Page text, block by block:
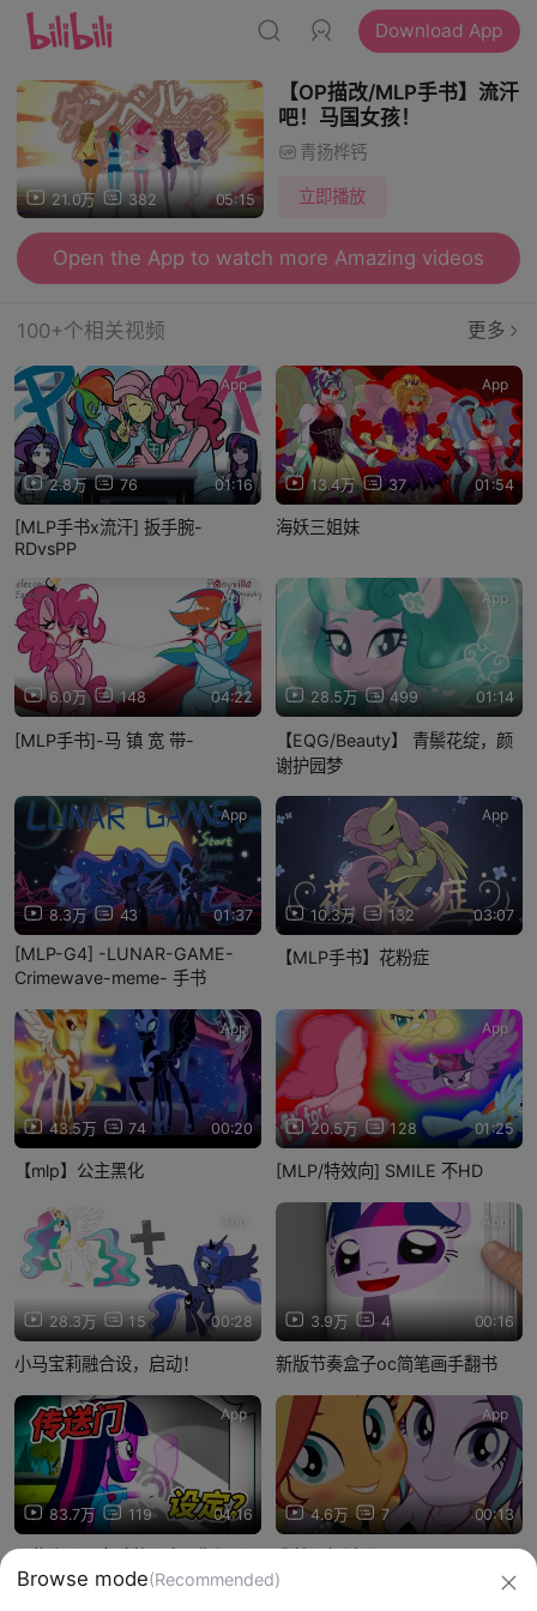
Download App
21.0万 382 05:15
【OP描改/MLP手书】流汗
吧！马国女孩！
青扬桦钙
立即播放
Open the App to watch more Amazing videos
100+个相关视频 更多
2.8万 76 01:16
App
[MLP手书x流汗] 扳手腕-
RDvsPP
13.4万 37 01:54
App
海妖三姐妹
6.0万 148 04:22
App
[MLP手书]-马 镇 宽 带-
28.5万 499 01:14
App
【EQG/Beauty】 青鬃花绽，颜
谢护园梦
8.3万 43 01:37
App
[MLP-G4] -LUNAR-GAME-
Crimewave-meme- 手书
10.3万 132 03:07
App
【MLP手书】花粉症
43.5万 74 00:20
App
【mlp】公主黑化
20.5万 128 01:25
App
[MLP/特效向] SMILE 不HD
28.3万 15 00:28
小马宝莉融合设，启动！
3.9万 4 00:16
App
新版节奏盒子oc简笔画手翻书
83.7万 119 04:16
App
一些小马国女孩的设定.. 你都了
解吗？？？
4.6万 7 00:13
App
Browse mode(Recommended)